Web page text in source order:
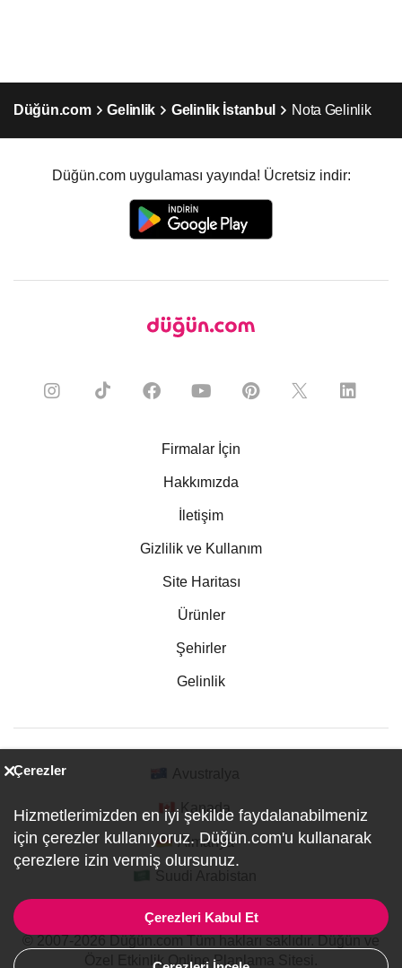
Düğün.com Gelinlik Gelinlik İstanbul Nota Gelinlik
Düğün.com uygulaması yayında! Ücretsiz indir:
Firmalar İçin
Hakkımızda
İletişim
Gizlilik ve Kullanım
Site Haritası
Ürünler
Şehirler
Gelinlik
Kanada
Almanya
Özel Etkinlik Online Planlama Sitesi.
Çerezler
Hizmetlerimizden en iyi şekilde faydalanabilmeniz
için çerezler kullanıyoruz. Düğün.com'u kullanarak
çerezlere izin vermiş olursunuz.
Çerezleri Kabul Et